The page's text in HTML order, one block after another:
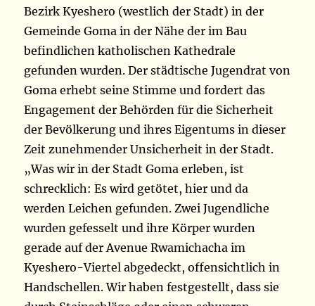
Bezirk Kyeshero (westlich der Stadt) in der
Gemeinde Goma in der Nähe der im Bau
befindlichen katholischen Kathedrale
gefunden wurden. Der städtische Jugendrat von
Goma erhebt seine Stimme und fordert das
Engagement der Behörden für die Sicherheit
der Bevölkerung und ihres Eigentums in dieser
Zeit zunehmender Unsicherheit in der Stadt.
„Was wir in der Stadt Goma erleben, ist
schrecklich: Es wird getötet, hier und da
werden Leichen gefunden. Zwei Jugendliche
wurden gefesselt und ihre Körper wurden
gerade auf der Avenue Rwamichacha im
Kyeshero-Viertel abgedeckt, offensichtlich in
Handschellen. Wir haben festgestellt, dass sie